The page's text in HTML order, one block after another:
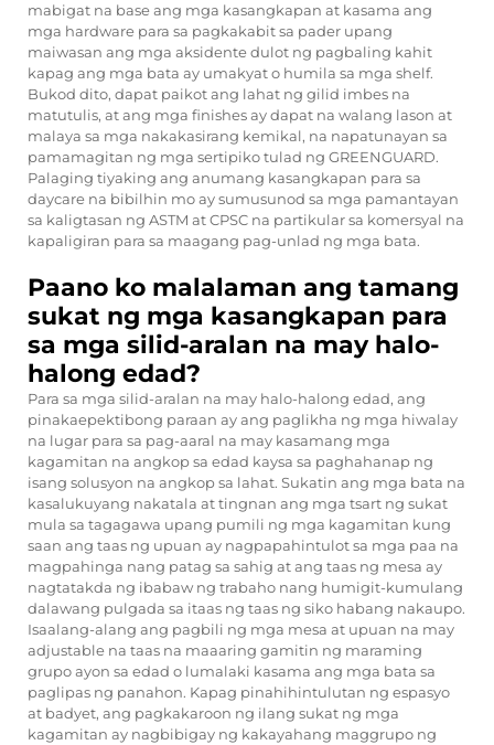
mabigat na base ang mga kasangkapan at kasama ang
mga hardware para sa pagkakabit sa pader upang
maiwasan ang mga aksidente dulot ng pagbaling kahit
kapag ang mga bata ay umakyat o humila sa mga shelf.
Bukod dito, dapat paikot ang lahat ng gilid imbes na
matutulis, at ang mga finishes ay dapat na walang lason at
malaya sa mga nakakasirang kemikal, na napatunayan sa
pamamagitan ng mga sertipiko tulad ng GREENGUARD.
Palaging tiyaking ang anumang kasangkapan para sa
daycare na bibilhin mo ay sumusunod sa mga pamantayan
sa kaligtasan ng ASTM at CPSC na partikular sa komersyal na
kapaligiran para sa maagang pag-unlad ng mga bata.
Paano ko malalaman ang tamang
sukat ng mga kasangkapan para
sa mga silid-aralan na may halo-
halong edad?
Para sa mga silid-aralan na may halo-halong edad, ang
pinakaepektibong paraan ay ang paglikha ng mga hiwalay
na lugar para sa pag-aaral na may kasamang mga
kagamitan na angkop sa edad kaysa sa paghahanap ng
isang solusyon na angkop sa lahat. Sukatin ang mga bata na
kasalukuyang nakatala at tingnan ang mga tsart ng sukat
mula sa tagagawa upang pumili ng mga kagamitan kung
saan ang taas ng upuan ay nagpapahintulot sa mga paa na
magpahinga nang patag sa sahig at ang taas ng mesa ay
nagtatakda ng ibabaw ng trabaho nang humigit-kumulang
dalawang pulgada sa itaas ng taas ng siko habang nakaupo.
Isaalang-alang ang pagbili ng mga mesa at upuan na may
adjustable na taas na maaaring gamitin ng maraming
grupo ayon sa edad o lumalaki kasama ang mga bata sa
paglipas ng panahon. Kapag pinahihintulutan ng espasyo
at badyet, ang pagkakaroon ng ilang sukat ng mga
kagamitan ay nagbibigay ng kakayahang maggrupo ng